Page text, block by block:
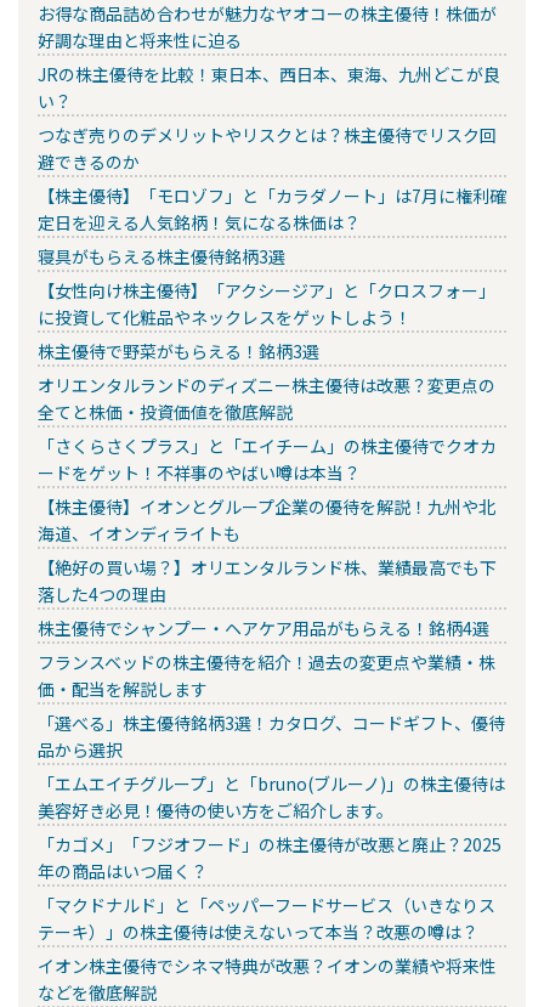
お得な商品詰め合わせが魅力なヤオコーの株主優待！株価が
好調な理由と将来性に迫る
JRの株主優待を比較！東日本、西日本、東海、九州どこが良
い？
つなぎ売りのデメリットやリスクとは？株主優待でリスク回
避できるのか
【株主優待】「モロゾフ」と「カラダノート」は7月に権利確
定日を迎える人気銘柄！気になる株価は？
寝具がもらえる株主優待銘柄3選
【女性向け株主優待】「アクシージア」と「クロスフォー」
に投資して化粧品やネックレスをゲットしよう！
株主優待で野菜がもらえる！銘柄3選
オリエンタルランドのディズニー株主優待は改悪？変更点の
全てと株価・投資価値を徹底解説
「さくらさくプラス」と「エイチーム」の株主優待でクオカ
ードをゲット！不祥事のやばい噂は本当？
【株主優待】イオンとグループ企業の優待を解説！九州や北
海道、イオンディライトも
【絶好の買い場？】オリエンタルランド株、業績最高でも下
落した4つの理由
株主優待でシャンプー・ヘアケア用品がもらえる！銘柄4選
フランスベッドの株主優待を紹介！過去の変更点や業績・株
価・配当を解説します
「選べる」株主優待銘柄3選！カタログ、コードギフト、優待
品から選択
「エムエイチグループ」と「bruno(ブルーノ)」の株主優待は
美容好き必見！優待の使い方をご紹介します。
「カゴメ」「フジオフード」の株主優待が改悪と廃止？2025
年の商品はいつ届く？
「マクドナルド」と「ペッパーフードサービス（いきなりス
テーキ）」の株主優待は使えないって本当？改悪の噂は？
イオン株主優待でシネマ特典が改悪？イオンの業績や将来性
などを徹底解説